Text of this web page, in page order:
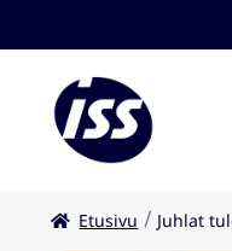
Etusivu Juhlat